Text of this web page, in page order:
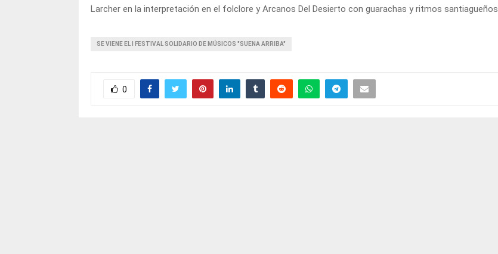
Larcher en la interpretación en el folclore y Arcanos Del Desierto con guarachas y ritmos santiagueños
SE VIENE EL I FESTIVAL SOLIDARIO DE MÚSICOS "SUENA ARRIBA"
0